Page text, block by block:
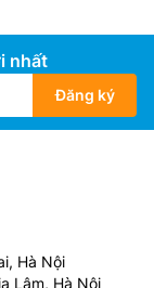
nhất
Đăng ký
Hà Nội
Lâm, Hà Nội